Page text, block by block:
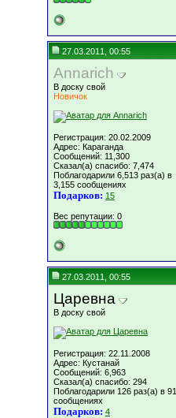
27.03.2011, 00:55
Annarich
В доску свой
Новичок
Регистрация: 20.02.2009
Адрес: Караганда
Сообщений: 11,300
Сказал(а) спасибо: 7,474
Поблагодарили 6,513 раз(а) в
3,155 сообщениях
Подарков: 15
Вес репутации: 0
27.03.2011, 00:55
Царевна
В доску свой
Регистрация: 22.11.2008
Адрес: Кустанай
Сообщений: 6,963
Сказал(а) спасибо: 294
Поблагодарили 126 раз(а) в 91
сообщениях
Подарков: 4